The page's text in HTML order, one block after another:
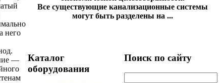
него
—
Все существующие канализационные системы
могут быть разделены на ...
Каталог
оборудования
Поиск по сайту